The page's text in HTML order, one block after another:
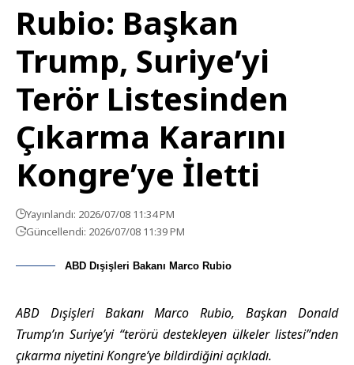
Rubio: Başkan
Trump, Suriye’yi
Terör Listesinden
Çıkarma Kararını
Kongre’ye İletti
Yayınlandı: 2026/07/08 11:34 PM
Güncellendi: 2026/07/08 11:39 PM
ABD Dışişleri Bakanı Marco Rubio
ABD Dışişleri Bakanı Marco Rubio, Başkan Donald
Trump’ın Suriye’yi “terörü destekleyen ülkeler listesi”nden
çıkarma niyetini Kongre’ye bildirdiğini açıkladı.